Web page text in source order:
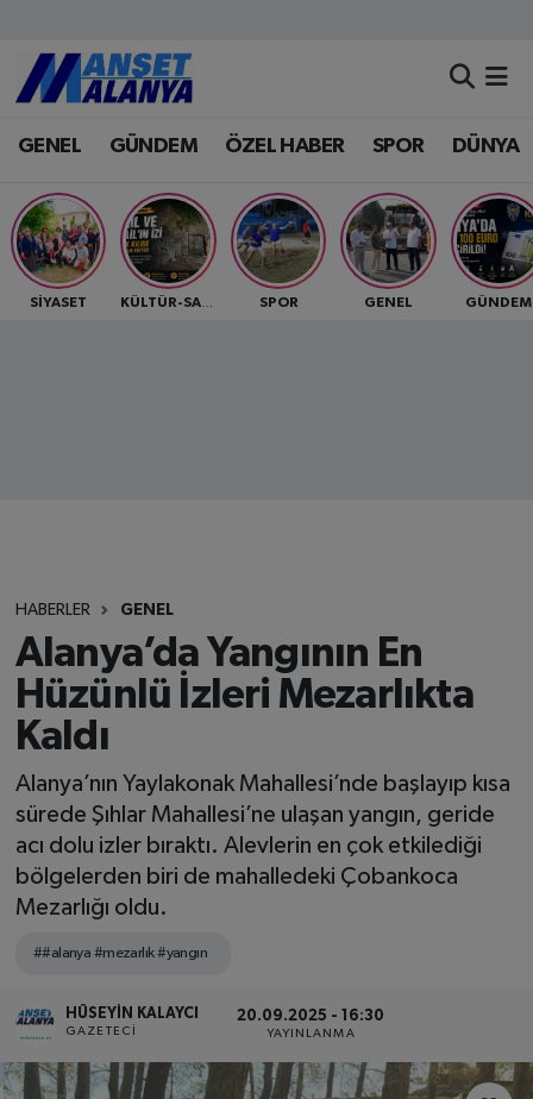
GENEL GÜNDEM ÖZEL HABER SPOR DÜNYA
SİYASET KÜLTÜR-SANAT SPOR GENEL GÜNDEM
HABERLER GENEL
Alanya’da Yangının En
Hüzünlü İzleri Mezarlıkta
Kaldı
Alanya’nın Yaylakonak Mahallesi’nde başlayıp kısa
sürede Şıhlar Mahallesi’ne ulaşan yangın, geride
acı dolu izler bıraktı. Alevlerin en çok etkilediği
bölgelerden biri de mahalledeki Çobankoca
Mezarlığı oldu.
##alanya #mezarlık #yangın
HÜSEYIN KALAYCI
GAZETECI
20.09.2025 - 16:30
YAYINLANMA
Antalya Nöbetçi Eczaneler
Antalya Hava Durumu
Antalya Namaz Vakitleri
Antalya Trafik Yoğunluk Haritası